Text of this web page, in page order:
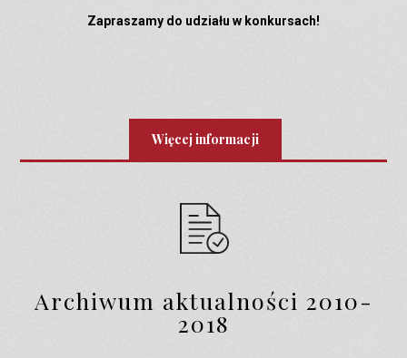
Zapraszamy do udziału w konkursach!
Więcej informacji
Archiwum aktualności 2010-
2018